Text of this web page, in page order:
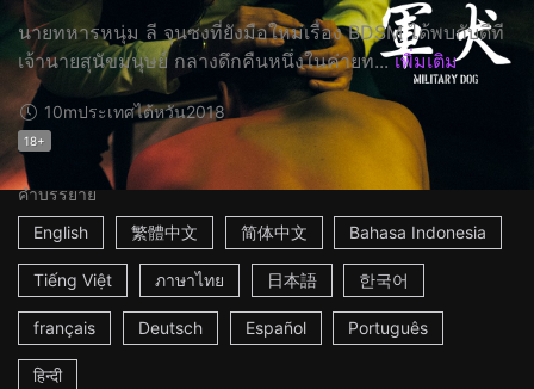
นายทหารหนุ่ม ลี จุนซงที่ยังมือใหม่เรื่อง BDSM ได้พบกับดีที
เจ้านายสุนัขมนุษย์ กลางดึกคืนหนึ่งในค่ายท... เพิ่มเติม
10mประเทศไต้หวัน2018
18+
คำบรรยาย
English
繁體中文 简体中文 Bahasa Indonesia
Tiếng Việt ภาษาไทย 日本語 한국어
français Deutsch Español Português
हिन्दी